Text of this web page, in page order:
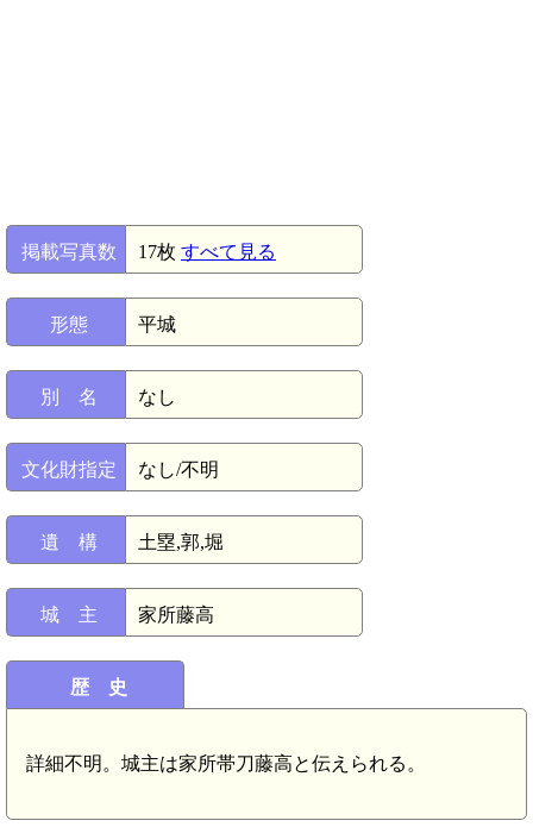
掲載写真数 17枚 すべて見る
形態 平城
別 名 なし
文化財指定 なし/不明
遺 構 土塁,郭,堀
城 主 家所藤高
歴 史
詳細不明。城主は家所帯刀藤高と伝えられる。